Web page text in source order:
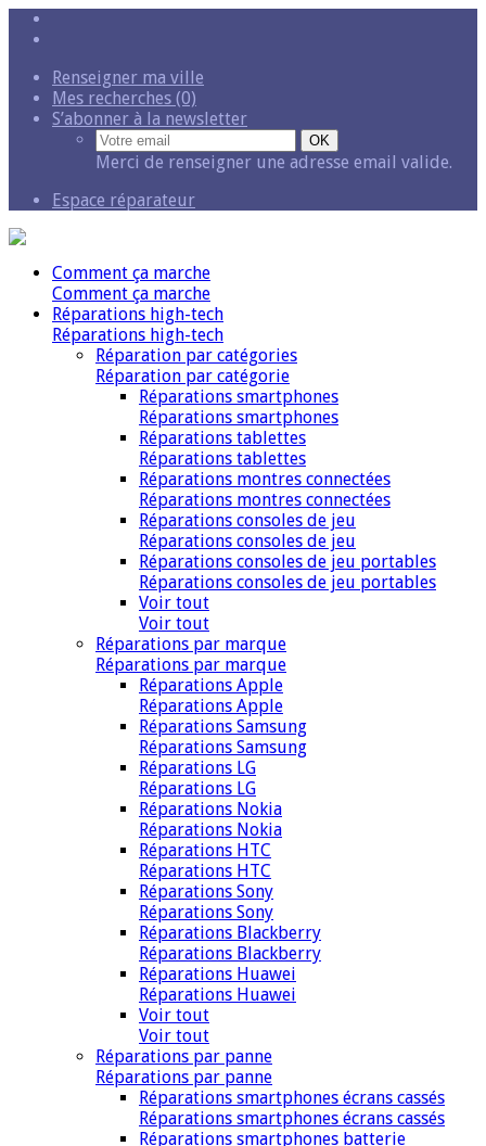
Renseigner ma ville
Mes recherches (0)
S’abonner à la newsletter
Merci de renseigner une adresse email valide.
Espace réparateur
Comment ça marche
Comment ça marche
Réparations high-tech
Réparations high-tech
Réparation par catégories
Réparation par catégorie
Réparations smartphones
Réparations smartphones
Réparations tablettes
Réparations tablettes
Réparations montres connectées
Réparations montres connectées
Réparations consoles de jeu
Réparations consoles de jeu
Réparations consoles de jeu portables
Réparations consoles de jeu portables
Voir tout
Voir tout
Réparations par marque
Réparations par marque
Réparations Apple
Réparations Apple
Réparations Samsung
Réparations Samsung
Réparations LG
Réparations LG
Réparations Nokia
Réparations Nokia
Réparations HTC
Réparations HTC
Réparations Sony
Réparations Sony
Réparations Blackberry
Réparations Blackberry
Réparations Huawei
Réparations Huawei
Voir tout
Voir tout
Réparations par panne
Réparations par panne
Réparations smartphones écrans cassés
Réparations smartphones écrans cassés
Réparations smartphones batterie